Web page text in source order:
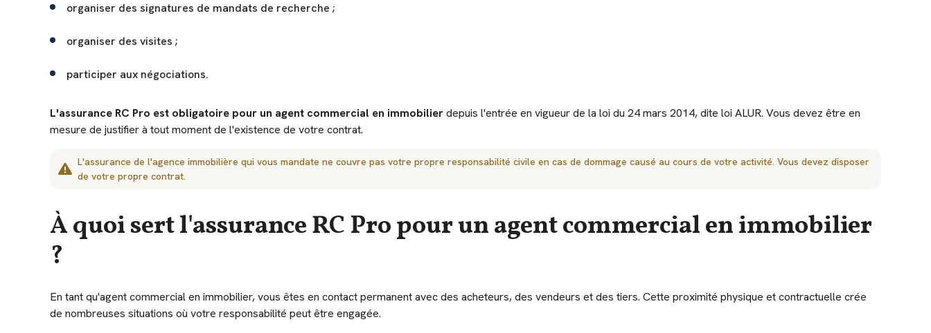
organiser des signatures de mandats de recherche ;
organiser des visites ;
participer aux négociations.
L'assurance RC Pro est obligatoire pour un agent commercial en immobilierdepuis l'entrée en vigueur de la loi du 24 mars 2014, dite loi ALUR. Vous devez être en
mesure de justifier à tout moment de l'existence de votre contrat.
L'assurance de l'agence immobilière qui vous mandate ne couvre pas votre propre responsabilité civile en cas de dommage causé au cours de votre activité. Vous devez disposer
de votre propre contrat.
À quoi sert l'assurance RC Pro pour un agent commercial en immobilier
?
En tant qu'agent commercial en immobilier, vous êtes en contact permanent avec des acheteurs, des vendeurs et des tiers. Cette proximité physique et contractuelle crée
de nombreuses situations où votre responsabilité peut être engagée.